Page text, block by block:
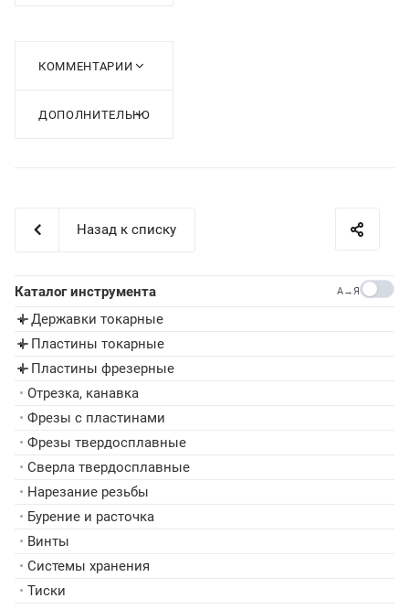
КОММЕНТАРИИ
ДОПОЛНИТЕЛЬНО
Назад к списку
Каталог инструмента A→Я
▸ Державки токарные
▸ Пластины токарные
▸ Пластины фрезерные
• Отрезка, канавка
• Фрезы с пластинами
• Фрезы твердосплавные
• Сверла твердосплавные
• Нарезание резьбы
• Бурение и расточка
• Винты
• Системы хранения
• Тиски